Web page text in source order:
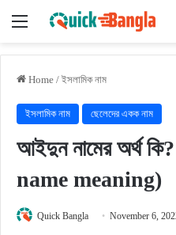
Menu
Home / ইসলামিক নাম
ইসলামিক নাম ছেলেদের একক নাম
আইদুন নামের অর্থ
name meaning)
Quick Bangla November 6,